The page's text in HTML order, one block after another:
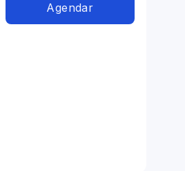
Agendar